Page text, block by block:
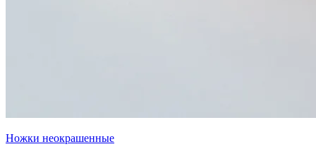
Ножки неокрашенные